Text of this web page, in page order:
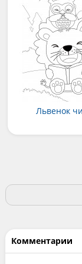
Львенок
Комментарии